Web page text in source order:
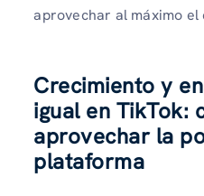
aprovechar al máximo
Crecimiento y
igual en TikTok:
aprovechar la
plataforma